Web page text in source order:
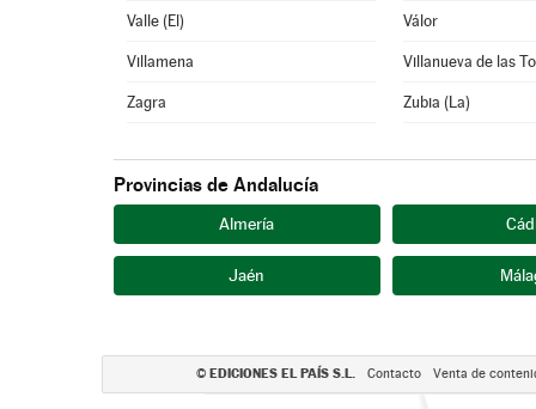
Valle (El) Válor
Villamena Villanueva de las
Zagra Zubia (La)
Provincias de Andalucía
Almería
Jaén
© EDICIONES EL PAÍS S.L. Contacto Venta de